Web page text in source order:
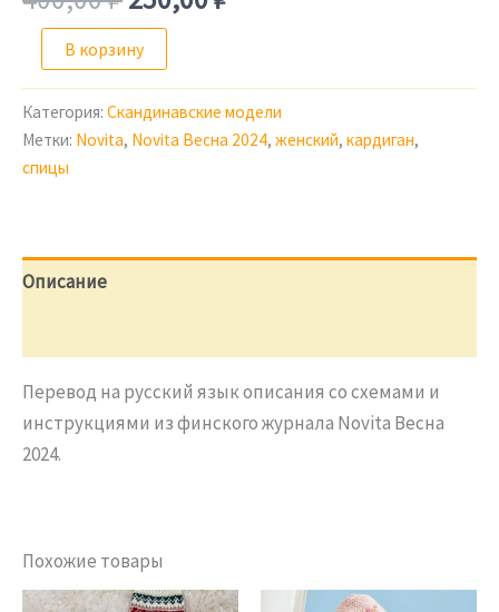
цена
составляла
400,00 ₽.
250,00 ₽.
Количество
товара
вязания
кардигана
со
структурным
В корзину
Категория: Скандинавские модели
Метки: Novita, Novita Весна 2024, женский, кардиган,
спицы
Описание
Перевод на русский язык описания со схемами и
инструкциями из финского журнала Novita Весна
2024.
Похожие товары